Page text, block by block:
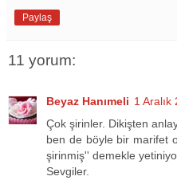
Paylaş
11 yorum:
Beyaz Hanımeli 1
Çok şirinler. Dikişten
ben de böyle bir marifet
şirinmiş'' demekle
Sevgiler.